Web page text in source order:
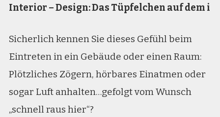
Interior – Design: Das Tüpfelchen auf dem i
Sicherlich kennen Sie dieses Gefühl beim
Eintreten in ein Gebäude oder einen Raum:
Plötzliches Zögern, hörbares Einatmen oder
sogar Luft anhalten…gefolgt vom Wunsch
„schnell raus hier“?